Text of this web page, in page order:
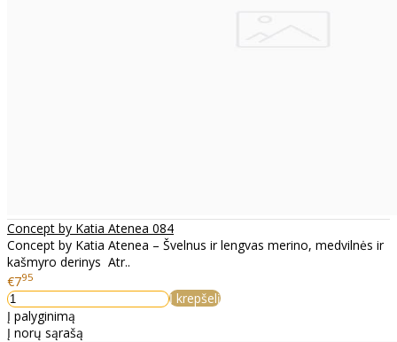
Concept by Katia Atenea 084
Concept by Katia Atenea – Švelnus ir lengvas merino, medvilnės ir
kašmyro derinys Atr..
€795
Į krepšelį
Į palyginimą
Į norų sąrašą